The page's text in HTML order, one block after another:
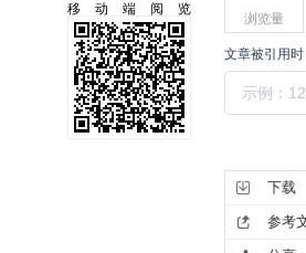
移动端阅览
浏览量
文章被引用时
下载
参考